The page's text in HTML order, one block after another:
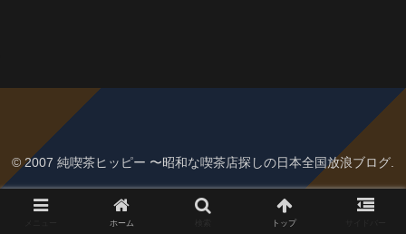
© 2007 純喫茶ヒッピー 〜昭和な喫茶店探しの日本全国放浪ブログ.
ホーム トップ